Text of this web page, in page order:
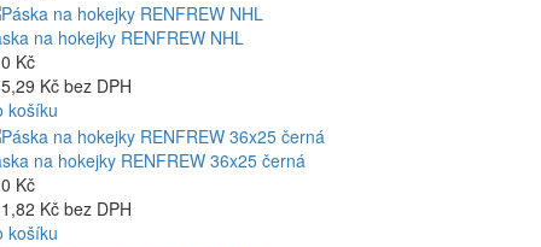
na hokejky RENFREW NHL
Kč
Kč bez DPH
košíku
na hokejky RENFREW 36x25 černá
Kč
Kč bez DPH
košíku